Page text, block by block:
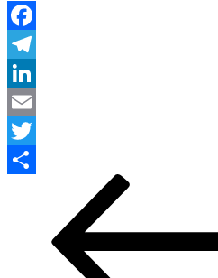
Facebook
Telegram
LinkedIn
Email
Twitter
pagination